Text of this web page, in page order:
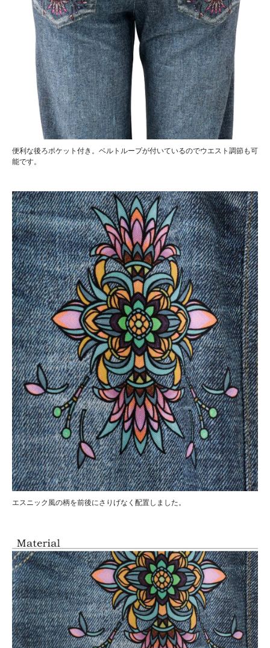
便利な後ろポケット付き。ベルトループが付いているのでウエスト調節も可
能です。
エスニック風の柄を前後にさりげなく配置しました。